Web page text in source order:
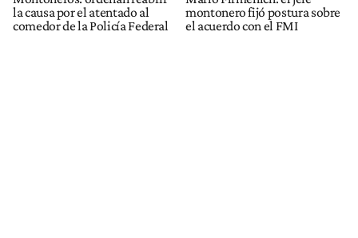
la causa por el atentado al
comedor de la Policía Federal
montonero fijó postura sobre
el acuerdo con el FMI